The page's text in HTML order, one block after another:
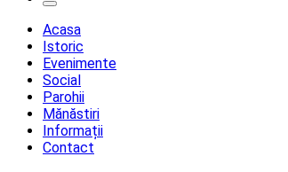
Meniu
Acasa
Istoric
Evenimente
Social
Parohii
Mănăstiri
Informații
Contact